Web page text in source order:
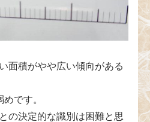
面積がやや広い傾向がある
です。
の決定的な識別は困難と思